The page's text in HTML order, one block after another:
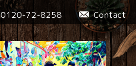
Contact
0120-72-8258